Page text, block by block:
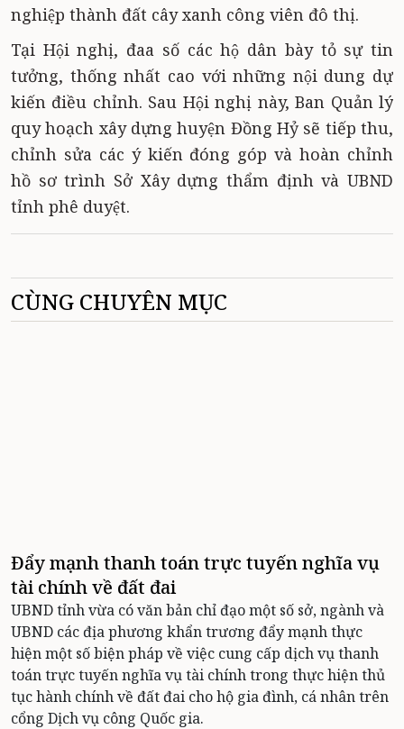
nghiệp thành đất cây xanh công viên đô thị.
Tại Hội nghị, đaa số các hộ dân bày tỏ sự tin
tưởng, thống nhất cao với những nội dung dự
kiến điều chỉnh. Sau Hội nghị này, Ban Quản lý
quy hoạch xây dựng huyện Đồng Hỷ sẽ tiếp thu,
chỉnh sửa các ý kiến đóng góp và hoàn chỉnh
hồ sơ trình Sở Xây dựng thẩm định và UBND
tỉnh phê duyệt.
CÙNG CHUYÊN MỤC
Đẩy mạnh thanh toán trực tuyến nghĩa vụ
tài chính về đất đai
UBND tỉnh vừa có văn bản chỉ đạo một số sở, ngành và
UBND các địa phương khẩn trương đẩy mạnh thực
hiện một số biện pháp về việc cung cấp dịch vụ thanh
toán trực tuyến nghĩa vụ tài chính trong thực hiện thủ
tục hành chính về đất đai cho hộ gia đình, cá nhân trên
cổng Dịch vụ công Quốc gia.